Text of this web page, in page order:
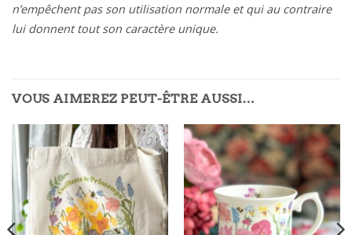
n’empêchent pas son utilisation normale et qui au contraire
lui donnent tout son caractère unique.
VOUS AIMEREZ PEUT-ÊTRE AUSSI…